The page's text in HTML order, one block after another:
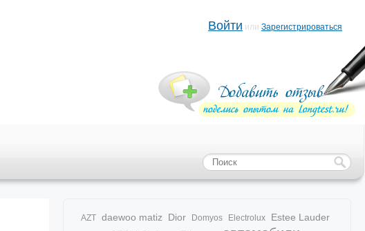
Войти или Зарегистрироваться
AZT daewoo matiz Dior Domyos Electrolux
Estee Lauder